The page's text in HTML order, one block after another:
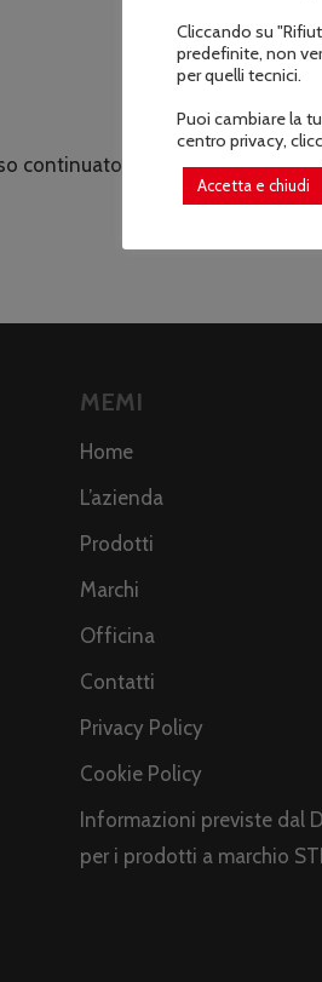
continuato in motori sottoposti
MEMI
Home
L’azienda
Prodotti
Marchi
Officina
Contatti
Privacy Policy
Cookie Policy
Informazioni previste dal
per i prodotti a marchio
Cliccando su
predefinite, non
per quelli tecnici.
Puoi cambiare la
centro privacy,
Accetta e chiudi